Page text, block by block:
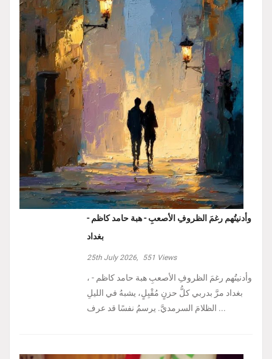
وأدنيتُهم رغمَ الظروفِ الأصعبِ - هبة حامد كاظم -
بغداد
25th July 2026, 551 Views
، وأدنيتُهم رغمَ الظروفِ الأصعبِ هبة حامد كاظم -
بغداد مرَّ بدربي كلُّ حزنٍ مُقْبِلٍ، يشبهُ في الليلِ
الظلامَ السرمديَّ. يرسمُ نفسًا قد عرف ...